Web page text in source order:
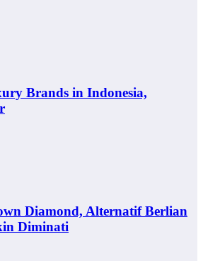
Brands in Indonesia,
Diamond, Alternatif Berlian
Diminati